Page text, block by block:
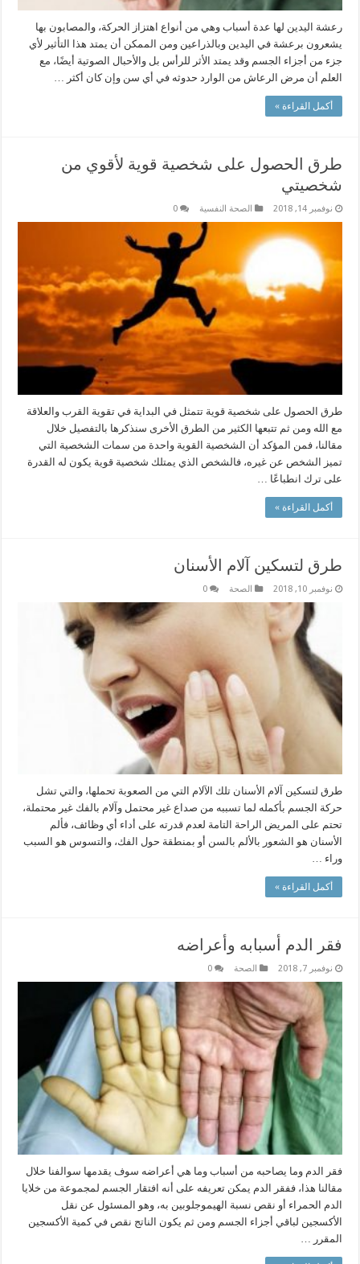
رعشة اليدين لها عدة أسباب وهي من أنواع اهتزاز الحركة، والمصابون بها
يشعرون برعشة في اليدين وبالذراعين ومن الممكن أن يمتد هذا التأثير لأي
جزء من أجزاء الجسم وقد يمتد الأثر للرأس بل والأحبال الصوتية أيضًا، مع
العلم أن مرض الرعاش من الوارد حدوثه في أي سن وإن كان أكثر …
أكمل القراءة »
طرق الحصول على شخصية قوية لأقوي من
شخصيتي
نوفمبر 14, 2018 الصحة النفسية 0
طرق الحصول على شخصية قوية تتمثل في البداية في تقوية القرب والعلاقة
مع الله ومن ثم تتبعها الكثير من الطرق الأخرى سنذكرها بالتفصيل خلال
مقالنا، فمن المؤكد أن الشخصية القوية واحدة من سمات الشخصية التي
تميز الشخص عن غيره، فالشخص الذي يمتلك شخصية قوية يكون له القدرة
على ترك انطباعًا …
أكمل القراءة »
طرق لتسكين آلام الأسنان
نوفمبر 10, 2018 الصحة 0
طرق لتسكين آلام الأسنان تلك الآلام التي من الصعوبة تحملها، والتي تشل
حركة الجسم بأكمله لما تسببه من صداع غير محتمل وآلام بالفك غير محتملة،
تحتم على المريض الراحة التامة لعدم قدرته على أداء أي وظائف، فألم
الأسنان هو الشعور بالألم بالسن أو بمنطقة حول الفك، والتسوس هو السبب
وراء …
أكمل القراءة »
فقر الدم أسبابه وأعراضه
نوفمبر 7, 2018 الصحة 0
فقر الدم وما يصاحبه من أسباب وما هي أعراضه سوف يقدمها سوالفنا خلال
مقالنا هذا، ففقر الدم يمكن تعريفه على أنه افتقار الجسم لمجموعة من خلايا
الدم الحمراء أو نقص نسبة الهيموجلوبين به، وهو المسئول عن نقل
الأكسجين لباقي أجزاء الجسم ومن ثم يكون الناتج نقص في كمية الأكسجين
المقرر …